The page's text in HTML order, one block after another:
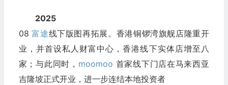
2025
08富途线下版图再拓展。香港铜锣湾旗舰店隆重开
业，并首设私人财富中心，香港线下实体店增至八
家；与此同时， moomoo 首家线下门店在马来西亚
吉隆坡正式开业，进一步连结本地投资者